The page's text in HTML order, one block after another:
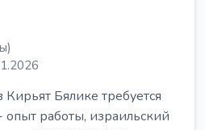
Бялике требуется
опыт работы, израильский